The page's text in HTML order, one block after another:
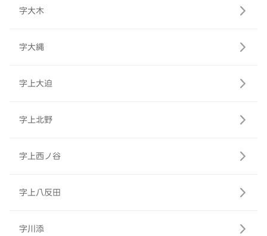
字大木
字大縄
字上大迫
字上北野
字上西ノ谷
字上八反田
字川添